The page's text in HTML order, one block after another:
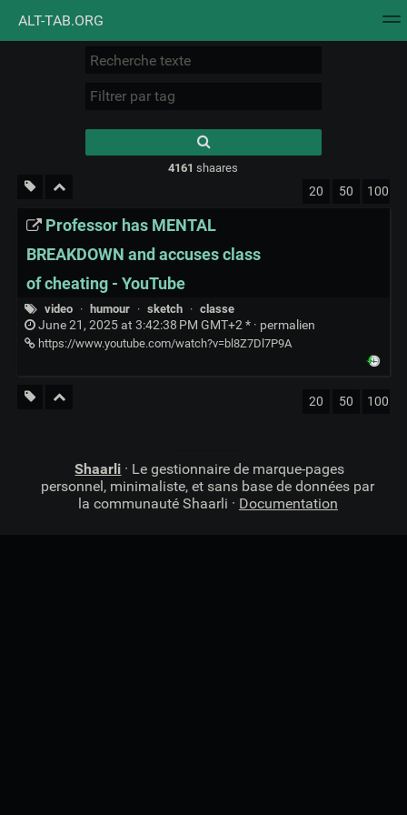
ALT-TAB.ORG
Nuage de tags Mur d'images
results.
4161 shaares
20 50 100
Professor has MENTAL
BREAKDOWN and accuses class
of cheating - YouTube
video · humour · sketch · classe
June 21, 2025 at 3:42:38 PM GMT+2 * · permalien
https://www.youtube.com/watch?v=bl8Z7Dl7P9A
20 50 100
Shaarli · Le gestionnaire de marque-pages
personnel, minimaliste, et sans base de données par
la communauté Shaarli · Documentation